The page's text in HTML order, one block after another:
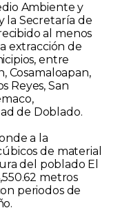
Ambiente y
la Secretaría de
al menos
extracción de
entre
Cosamaloapan,
Reyes, San
de Doblado.
a la
de material
del poblado El
metros
periodos de